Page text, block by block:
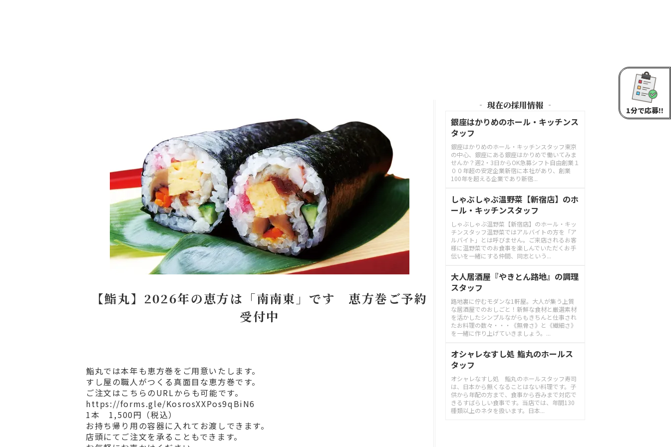
【鮨丸】2026年の恵方は「南南東」です 恵方巻ご予約
受付中
鮨丸では本年も恵方巻をご用意いたします。
すし屋の職人がつくる真面目な恵方巻です。
ご注文はこちらのURLからも可能です。
https://forms.gle/KosrosXXPos9qBiN6
1本 1,500円（税込）
お持ち帰り用の容器に入れてお渡しできます。
店頭にてご注文を承ることもできます。
‐ 現在の採用情報 ‐
銀座はかりめのホール・キッチンス
タッフ
銀座はかりめのホール・キッチンスタッフ東京
の中心、銀座にある銀座はかりめで働いてみま
せんか？週2・3日からOK急募シフト自由創業１
００年超の安定企業新宿に本社があり、創業
100年を超える企業であり新宿...
しゃぶしゃぶ温野菜【新宿店】のホ
ール・キッチンスタッフ
しゃぶしゃぶ温野菜【新宿店】のホール・キッ
チンスタッフ温野菜ではアルバイトの方を「ア
ルバイト」とは呼びません。ご来店されるお客
様に温野菜でのお食事を楽しんでいただくお手
伝いを一緒にする仲間、同志という...
大人居酒屋『やきとん路地』の調理
スタッフ
路地裏に佇むモダンな1軒屋。大人が集う上質
な居酒屋でのおしごと！新鮮な食材と厳選素材
を活かしたシンプルながらもきちんと仕事され
たお料理の数々・・・《無骨さ》と《繊細さ》
を一緒に作り上げていきましょう。...
オシャレなすし処 鮨丸のホールス
タッフ
オシャレなすし処 鮨丸のホールスタッフ寿司
は、日本から無くなることはない料理です。子
供から年配の方まで、食事から呑みまで対応で
きるすばらしい食事です。当店では、年間130
種類以上のネタを扱います。日本...
1分で応募!!